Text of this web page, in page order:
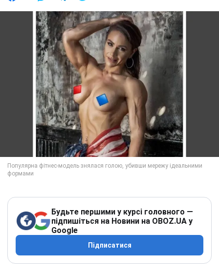
Будьте першими у курсі головного —
підпишіться на Новини на OBOZ.UA у
Google
Підписатися